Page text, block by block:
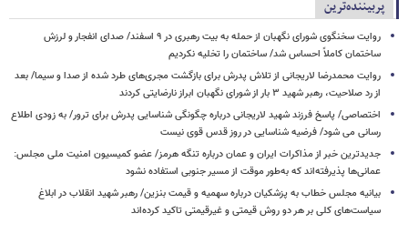
پربیننده‌ترین
روایت سخنگوی شورای نگهبان از حمله به بیت رهبری در ۹ اسفند/ صدای انفجار و لرزش
ساختمان کاملاً احساس شد/ ساختمان را تخلیه نکردیم
روایت محمدرضا لاریجانی از تلاش پدرش برای بازگشت مجری‌های طرد شده از صدا و سیما/ بعد
از رد صلاحیت، رهبر شهید ۳ بار از شورای نگهبان ابراز نارضایتی کردند
اختصاصی/ پاسخ فرزند شهید لاریجانی درباره چگونگی شناسایی پدرش برای ترور/ به زودی اطلاع
رسانی می شود/ فرضیه شناسایی در روز قدس قوی نیست
جدیدترین خبر از مذاکرات ایران و عمان درباره تنگه هرمز/ عضو کمیسیون امنیت ملی مجلس:
عمانی‌ها پذیرفته‌اند که به‌طور موقت از مسیر جنوبی استفاده نشود
بیانیه مجلس خطاب به پزشکیان درباره سهمیه و قیمت بنزین/ رهبر شهید انقلاب در ابلاغ
سیاست‌های کلی بر هر دو روش قیمتی و غیرقیمتی تاکید کرده‌اند